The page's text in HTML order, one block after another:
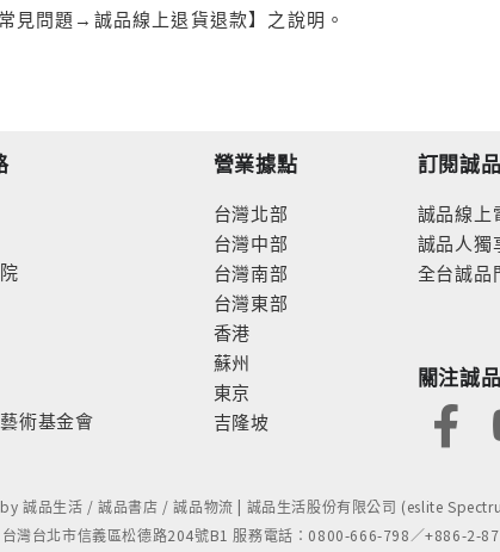
見問題→誠品線上退貨退款】之說明。
術基金會
營業據點
台灣北部
台灣中部
台灣南部
台灣東部
香港
蘇州
東京
吉隆坡
訂閱誠
誠品線上
誠品人獨
全台誠品
關注誠品
誠品生活 / 誠品書店 / 誠品物流 | 誠品生活股份有限公司 (eslite
灣台北市信義區松德路204號B1 服務電話：0800-666-798／+886-2-